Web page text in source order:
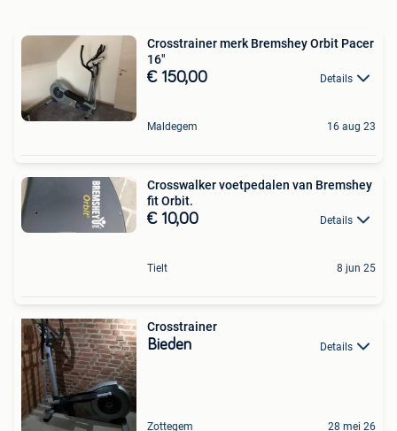
Crosstrainer merk Bremshey Orbit Pacer
16"
€ 150,00 Details
Maldegem 16 aug 23
Crosswalker voetpedalen van Bremshey
fit Orbit.
€ 10,00 Details
Tielt 8 jun 25
Crosstrainer
Bieden Details
Zottegem 28 mei 26